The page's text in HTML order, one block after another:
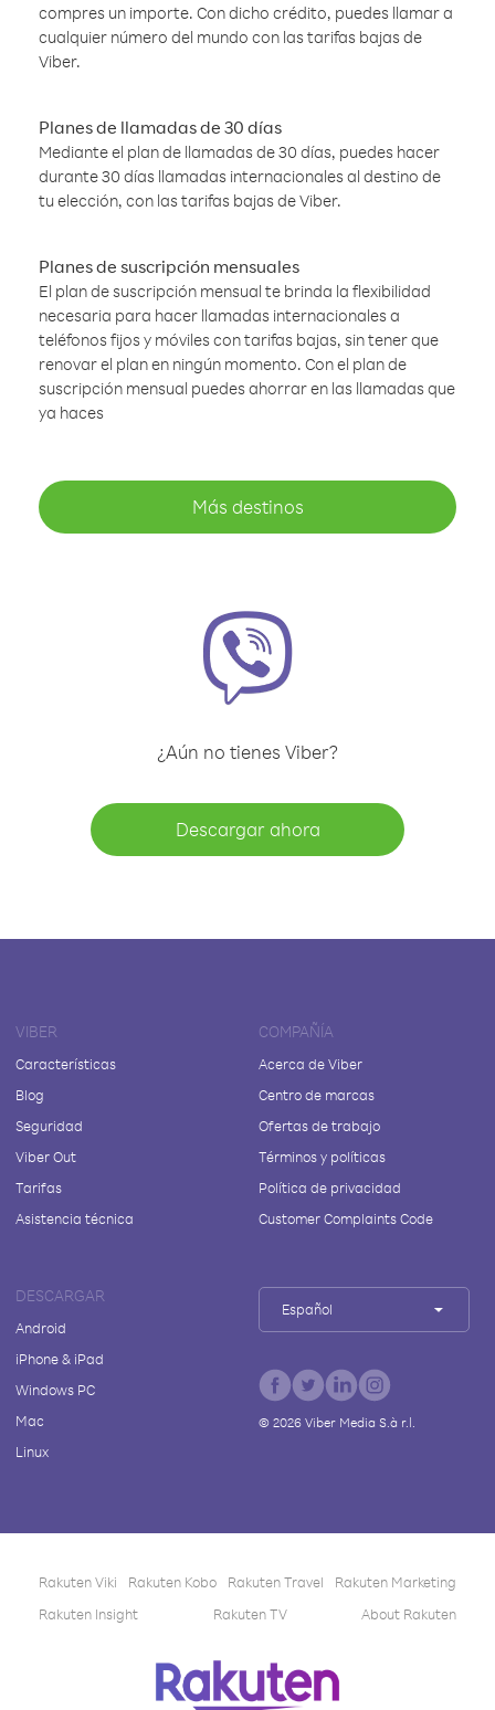
compres un importe. Con dicho crédito, puedes llamar a
cualquier número del mundo con las tarifas bajas de
Viber.
Planes de llamadas de 30 días
Mediante el plan de llamadas de 30 días, puedes hacer
durante 30 días llamadas internacionales al destino de
tu elección, con las tarifas bajas de Viber.
Planes de suscripción mensuales
El plan de suscripción mensual te brinda la flexibilidad
necesaria para hacer llamadas internacionales a
teléfonos fijos y móviles con tarifas bajas, sin tener que
renovar el plan en ningún momento. Con el plan de
suscripción mensual puedes ahorrar en las llamadas que
ya haces
Más destinos
¿Aún no tienes Viber?
Descargar ahora
VIBER
Características
Blog
Seguridad
Viber Out
Tarifas
Asistencia técnica
COMPAÑÍA
Acerca de Viber
Centro de marcas
Ofertas de trabajo
Términos y políticas
Política de privacidad
Customer Complaints Code
DESCARGAR
Android
iPhone & iPad
Windows PC
Mac
Linux
Español
© 2026Viber Media S.à r.l.
Rakuten Viki Rakuten Kobo Rakuten Travel
Rakuten Marketing
Rakuten Insight
Rakuten TV About Rakuten